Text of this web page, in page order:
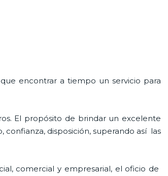
encontrar a tiempo un servicio para
El propósito de brindar un excelente
disposición, superando así las
comercial y empresarial, el oficio de